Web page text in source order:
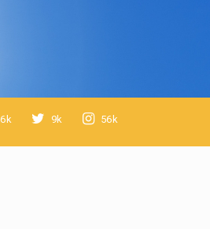
9k 56k